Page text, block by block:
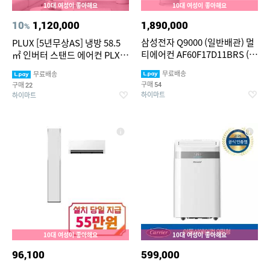
10대 여성이 좋아해요
10% 1,120,000
PLUX [5년무상AS] 냉방 58.5
㎡ 인버터 스탠드 에어컨 PLX-
치비 포함]
무료배송
구매 22
하이마트
10대 여성이 좋아해요
1,890,000
삼성전자 Q9000 (일반배관) 멀
티에어컨 AF60F17D11BRS (냉
[전국기본설치비 포함]
무료배송
구매 54
하이마트
10대 여성이 좋아해요
96,100
10대 여성이 좋아해요
599,000